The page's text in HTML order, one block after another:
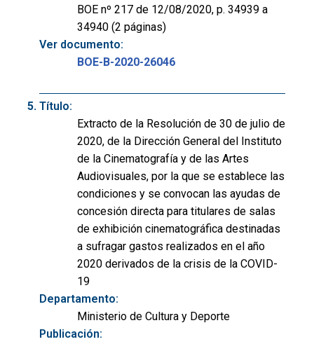
BOE nº 217 de 12/08/2020, p. 34939 a
34940 (2 páginas)
Ver documento:
BOE-B-2020-26046
Título:
Extracto de la Resolución de 30 de julio de
2020, de la Dirección General del Instituto
de la Cinematografía y de las Artes
Audiovisuales, por la que se establece las
condiciones y se convocan las ayudas de
concesión directa para titulares de salas
de exhibición cinematográfica destinadas
a sufragar gastos realizados en el año
2020 derivados de la crisis de la COVID-
19
Departamento:
Ministerio de Cultura y Deporte
Publicación: